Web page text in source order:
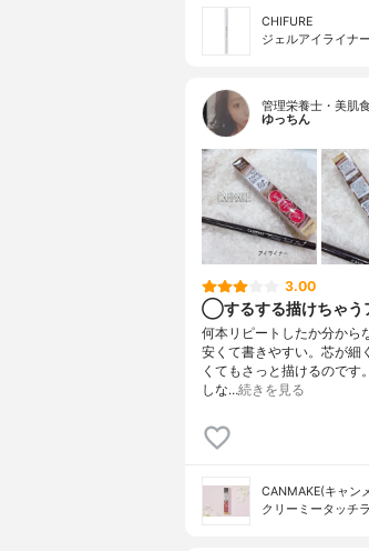
CHIFURE
ジェルアイライナー
管理栄養士・美肌
ゆっちん
3.00
◯するする描けちゃ
何本リピートしたか分から
安くて書きやすい。芯が細
くてもさっと描けるのです
しな…続きを見る
CANMAKE(キャン
クリーミータッチ